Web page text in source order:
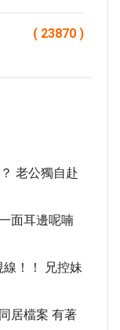
( 23870 )
老公獨自赴
面耳邊呢喃
線！！ 兄控妹
居檔案 有著